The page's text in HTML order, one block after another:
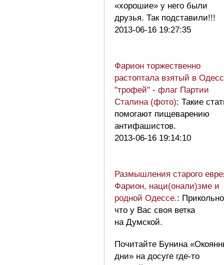
«хорошие» у него были
друзья. Так подставили!!!
2013-06-16 19:27:35
Фарион торжественно
растоптала взятый в
"трофей" - флаг Партии
Сталина (фото): Такие
помогают пищеварению
антифашистов.
2013-06-16 19:14:10
Размышления старого
Фарион, наци(онали)зме и
родной Одессе.:
что у Вас своя ветка
на Думской.
Почитайте Бунина
дни» на досуге где-то